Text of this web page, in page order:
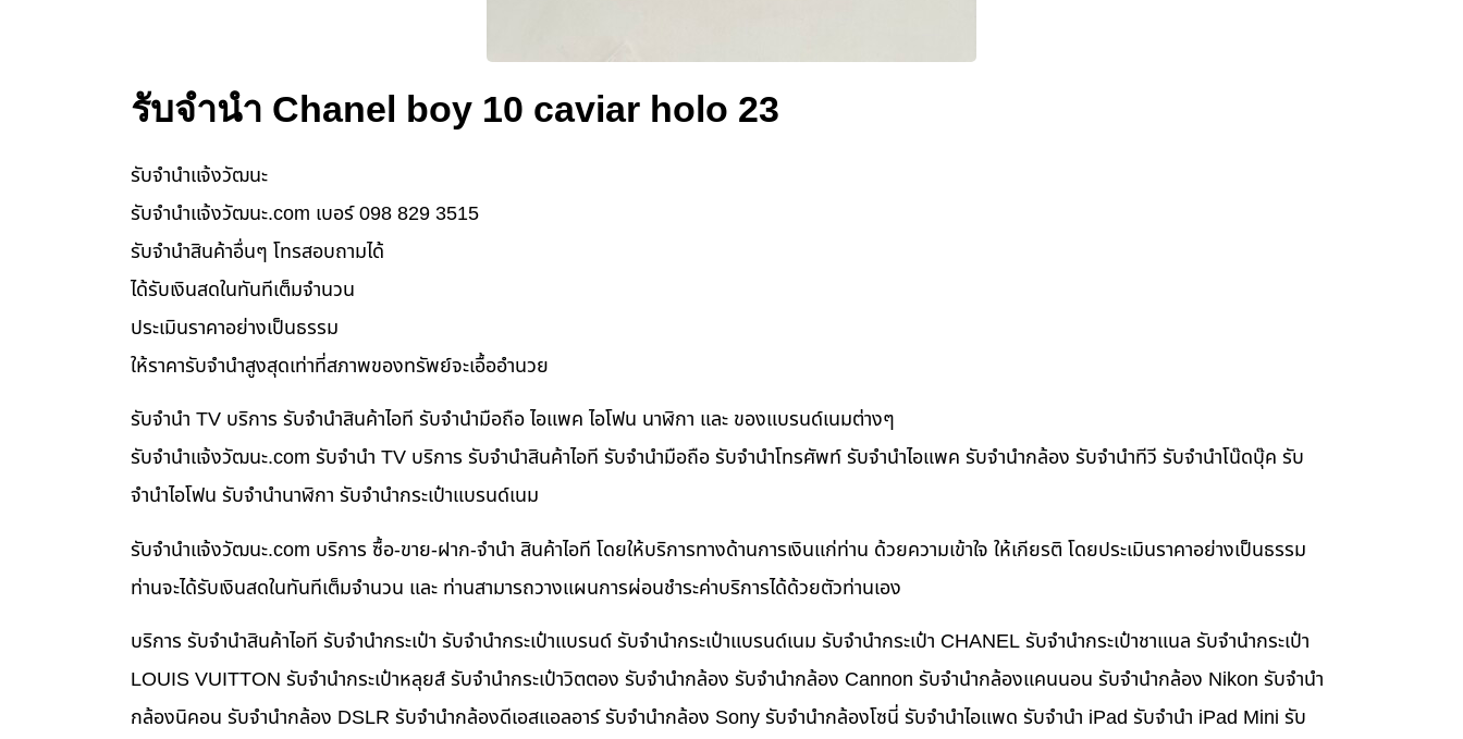
รับจำนำ Chanel boy 10 caviar holo 23
รับจํานําแจ้งวัฒนะ
รับจํานําแจ้งวัฒนะ.com เบอร์ 098 829 3515
รับจำนำสินค้าอื่นๆ โทรสอบถามได้
ได้รับเงินสดในทันทีเต็มจำนวน
ประเมินราคาอย่างเป็นธรรม
ให้ราคารับจำนำสูงสุดเท่าที่สภาพของทรัพย์จะเอื้ออำนวย
รับจำนำ TV บริการ รับจำนำสินค้าไอที รับจำนำมือถือ ไอแพค ไอโฟน นาฬิกา และ ของแบรนด์เนมต่างๆ
รับจํานําแจ้งวัฒนะ.com รับจำนำ TV บริการ รับจำนำสินค้าไอที รับจำนำมือถือ รับจำนำโทรศัพท์ รับจำนำไอแพค รับจำนำกล้อง รับจำนำทีวี รับจำนำโน๊ดบุ๊ค รับ
จำนำไอโฟน รับจำนำนาฬิกา รับจำนำกระเป๋าแบรนด์เนม
รับจํานําแจ้งวัฒนะ.com บริการ ซื้อ-ขาย-ฝาก-จำนำ สินค้าไอที โดยให้บริการทางด้านการเงินแก่ท่าน ด้วยความเข้าใจ ให้เกียรติ โดยประเมินราคาอย่างเป็นธรรม
ท่านจะได้รับเงินสดในทันทีเต็มจำนวน และ ท่านสามารถวางแผนการผ่อนชำระค่าบริการได้ด้วยตัวท่านเอง
บริการ รับจำนำสินค้าไอที รับจำนำกระเป๋า รับจำนำกระเป๋าแบรนด์ รับจำนำกระเป๋าแบรนด์เนม รับจำนำกระเป๋า CHANEL รับจำนำกระเป๋าชาแนล รับจำนำกระเป๋า
LOUIS VUITTON รับจำนำกระเป๋าหลุยส์ รับจำนำกระเป๋าวิตตอง รับจำนำกล้อง รับจำนำกล้อง Cannon รับจำนำกล้องแคนนอน รับจำนำกล้อง Nikon รับจำนำ
กล้องนิคอน รับจำนำกล้อง DSLR รับจำนำกล้องดีเอสแอลอาร์ รับจำนำกล้อง Sony รับจำนำกล้องโซนี่ รับจำนำไอแพด รับจำนำ iPad รับจำนำ iPad Mini รับ